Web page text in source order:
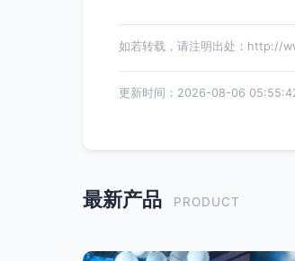
如若转载，请注明出处：http://
更新时间：2026-08-06
最新产品 PRODUCT